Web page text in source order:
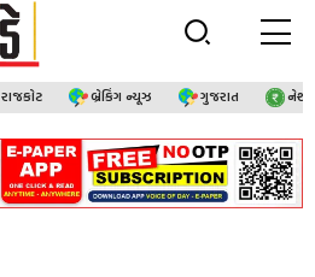
રાજકોટ બ્રેકિંગ ન્યૂઝ ગુજરાત